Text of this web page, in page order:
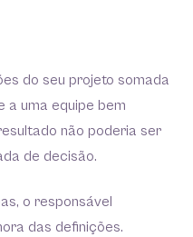
do seu projeto somada
a uma equipe bem
não poderia ser
de decisão.
o responsável
das definições.